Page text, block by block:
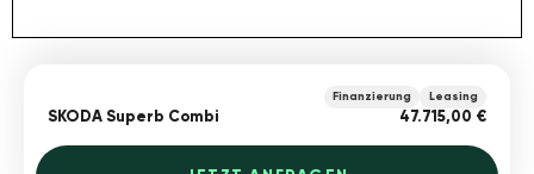
SKODA Superb Combi
Finanzierung Leasing
47.715,00 €